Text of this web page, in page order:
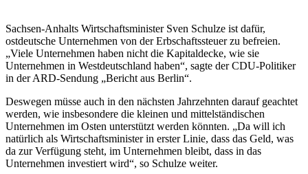
Sachsen-Anhalts Wirtschaftsminister Sven Schulze ist dafür,
ostdeutsche Unternehmen von der Erbschaftssteuer zu befreien.
„Viele Unternehmen haben nicht die Kapitaldecke, wie sie
Unternehmen in Westdeutschland haben“, sagte der CDU-Politiker
in der ARD-Sendung „Bericht aus Berlin“.
Deswegen müsse auch in den nächsten Jahrzehnten darauf geachtet
werden, wie insbesondere die kleinen und mittelständischen
Unternehmen im Osten unterstützt werden könnten. „Da will ich
natürlich als Wirtschaftsminister in erster Linie, dass das Geld, was
da zur Verfügung steht, im Unternehmen bleibt, dass in das
Unternehmen investiert wird“, so Schulze weiter.